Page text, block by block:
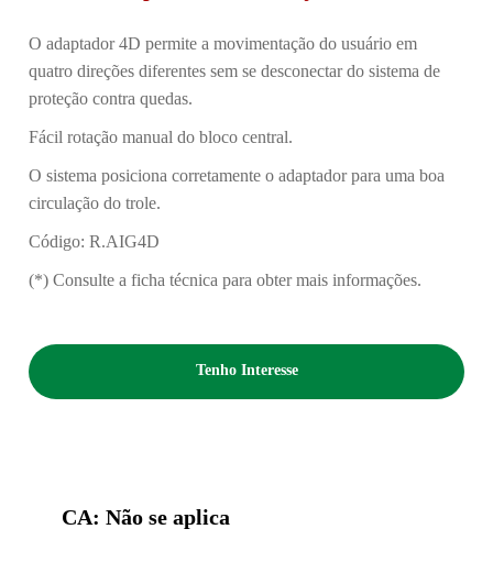
O adaptador 4D permite a movimentação do usuário em
quatro direções diferentes sem se desconectar do sistema de
proteção contra quedas.
Fácil rotação manual do bloco central.
O sistema posiciona corretamente o adaptador para uma boa
circulação do trole.
Código: R.AIG4D
(*) Consulte a ficha técnica para obter mais informações.
Tenho Interesse
CA: Não se aplica